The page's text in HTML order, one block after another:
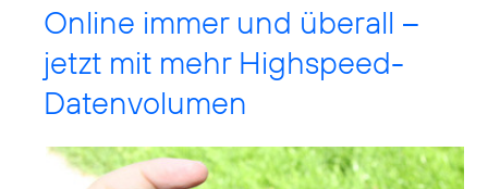
Online immer und überall –
jetzt mit mehr Highspeed-
Datenvolumen